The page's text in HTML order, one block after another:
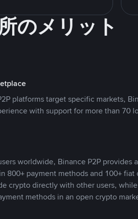
のメリット
platforms target specific markets,
with support for more than 70
worldwide, Binance P2P provides
800+ payment methods and 100+ fiat
crypto directly with other users,
methods in an open crypto